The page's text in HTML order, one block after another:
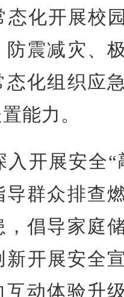
态化开展校
防震减灾、
态化组织应
能力。
入开展安全
导群众排查
，倡导家庭
新开展安全
互动体验升